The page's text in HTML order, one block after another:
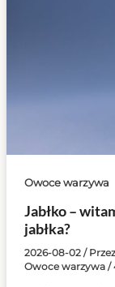
Owoce warzywa
Jabłko –
jabłka?
2026-08-02 / Przez
Owoce warzywa/